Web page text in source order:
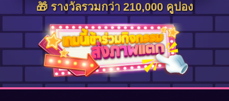
🎁 รางวัลรวมกว่า 210,000 คูปอง